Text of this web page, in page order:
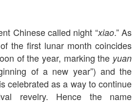
Chinese called night “xiao.” As
the first lunar month coincides
of the year, marking the yuan
of a new year”) and the
celebrated as a way to continue
revelry. Hence the name